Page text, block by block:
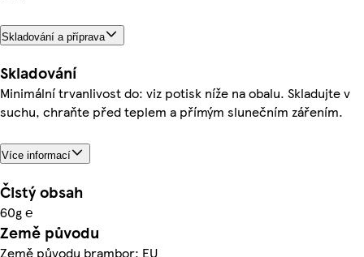
Skladování a příprava
Skladování
Minimální trvanlivost do: viz potisk níže na obalu. Skladujte v
suchu, chraňte před teplem a přímým slunečním zářením.
Více informací
Čistý obsah
60g ℮
Země původu
Země původu brambor: EU